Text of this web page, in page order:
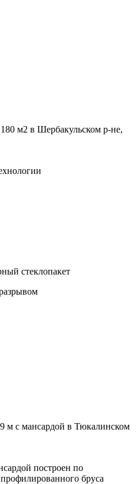
м2 в Шербакульском р-не,
стеклопакет
м с мансардой в Тюкалинском
построен по
бруса